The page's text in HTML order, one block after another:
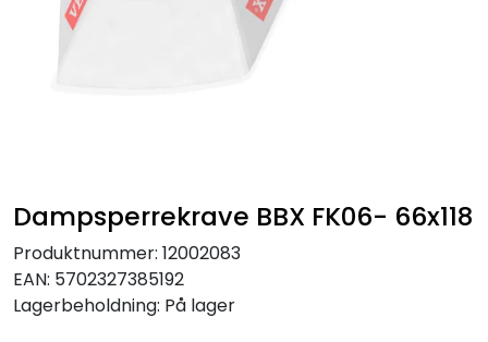
Dampsperrekrave BBX FK06- 66x118
Produktnummer: 12002083
EAN: 5702327385192
Lagerbeholdning: På lager